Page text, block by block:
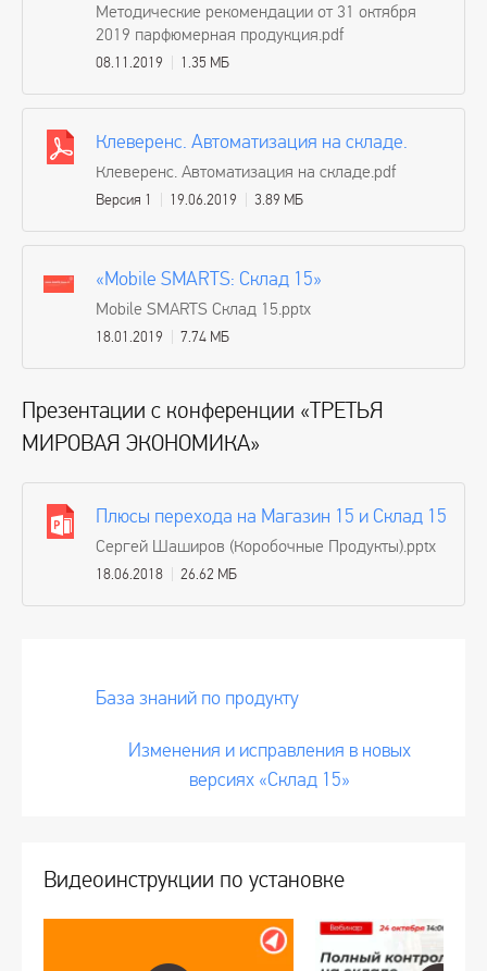
Методические рекомендации от 31 октября
2019 парфюмерная продукция.pdf
08.11.2019 1.35 МБ
Клеверенс. Автоматизация на складе.
Клеверенс. Автоматизация на складе.pdf
Версия 1 19.06.2019 3.89 МБ
«Mobile SMARTS: Склад 15»
Mobile SMARTS Склад 15.pptx
18.01.2019 7.74 МБ
Презентации с конференции «ТРЕТЬЯ
МИРОВАЯ ЭКОНОМИКА»
Плюсы перехода на Магазин 15 и Склад 15
Сергей Шаширов (Коробочные Продукты).pptx
18.06.2018 26.62 МБ
База знаний по продукту
Изменения и исправления в новых
версиях «Склад 15»
Видеоинструкции по установке